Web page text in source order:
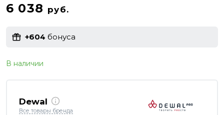
6 038 руб.
+604 бонуса
В наличии
Dewal
Все товары бренда